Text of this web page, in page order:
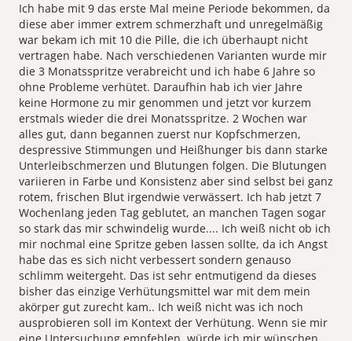
Ich habe mit 9 das erste Mal meine Periode bekommen, da
diese aber immer extrem schmerzhaft und unregelmäßig
war bekam ich mit 10 die Pille, die ich überhaupt nicht
vertragen habe. Nach verschiedenen Varianten wurde mir
die 3 Monatsspritze verabreicht und ich habe 6 Jahre so
ohne Probleme verhütet. Daraufhin hab ich vier Jahre
keine Hormone zu mir genommen und jetzt vor kurzem
erstmals wieder die drei Monatsspritze. 2 Wochen war
alles gut, dann begannen zuerst nur Kopfschmerzen,
despressive Stimmungen und Heißhunger bis dann starke
Unterleibschmerzen und Blutungen folgen. Die Blutungen
variieren in Farbe und Konsistenz aber sind selbst bei ganz
rotem, frischen Blut irgendwie verwässert. Ich hab jetzt 7
Wochenlang jeden Tag geblutet, an manchen Tagen sogar
so stark das mir schwindelig wurde.... Ich weiß nicht ob ich
mir nochmal eine Spritze geben lassen sollte, da ich Angst
habe das es sich nicht verbessert sondern genauso
schlimm weitergeht. Das ist sehr entmutigend da dieses
bisher das einzige Verhütungsmittel war mit dem mein
akörper gut zurecht kam.. Ich weiß nicht was ich noch
ausprobieren soll im Kontext der Verhütung. Wenn sie mir